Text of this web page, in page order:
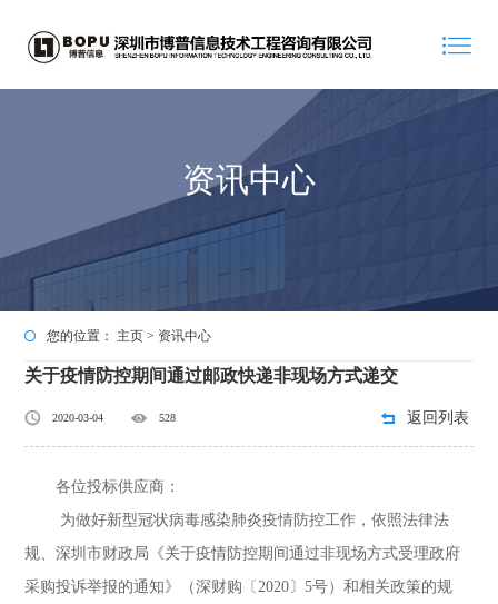
资讯中心
您的位置： 主页 > 资讯中心
关于疫情防控期间通过邮政快递非现场方式递交
2020-03-04 528 返回列表
各位投标供应商：
为做好新型冠状病毒感染肺炎疫情防控工作，依照法律法
规、深圳市财政局《关于疫情防控期间通过非现场方式受理政府
采购投诉举报的通知》（深财购〔2020 〕5号）和相关政策的规